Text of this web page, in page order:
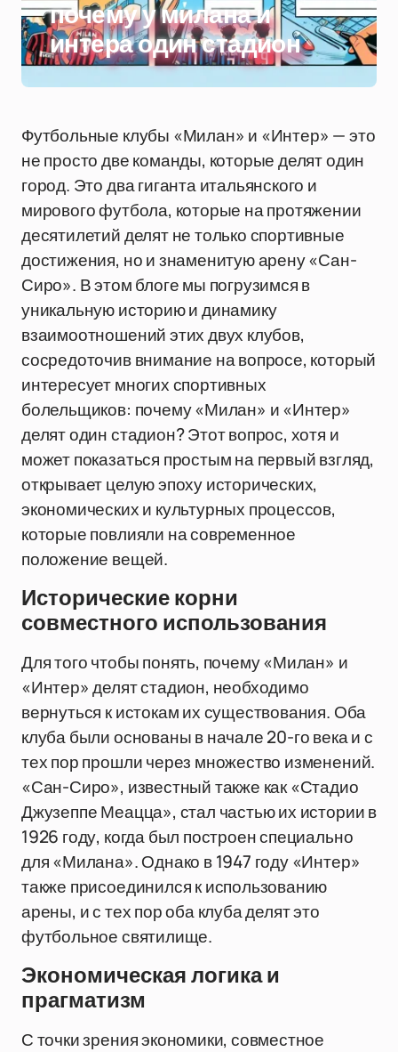
почему у милана и
интера один стадион
Футбольные клубы «Милан» и «Интер» — это
не просто две команды, которые делят один
город. Это два гиганта итальянского и
мирового футбола, которые на протяжении
десятилетий делят не только спортивные
достижения, но и знаменитую арену «Сан-
Сиро». В этом блоге мы погрузимся в
уникальную историю и динамику
взаимоотношений этих двух клубов,
сосредоточив внимание на вопросе, который
интересует многих спортивных
болельщиков: почему «Милан» и «Интер»
делят один стадион? Этот вопрос, хотя и
может показаться простым на первый взгляд,
открывает целую эпоху исторических,
экономических и культурных процессов,
которые повлияли на современное
положение вещей.
Исторические корни
совместного использования
Для того чтобы понять, почему «Милан» и
«Интер» делят стадион, необходимо
вернуться к истокам их существования. Оба
клуба были основаны в начале 20-го века и с
тех пор прошли через множество изменений.
«Сан-Сиро», известный также как «Стадио
Джузеппе Меацца», стал частью их истории в
1926 году, когда был построен специально
для «Милана». Однако в 1947 году «Интер»
также присоединился к использованию
арены, и с тех пор оба клуба делят это
футбольное святилище.
Экономическая логика и
прагматизм
С точки зрения экономики, совместное